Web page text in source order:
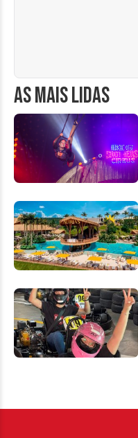
AS MAIS LIDAS